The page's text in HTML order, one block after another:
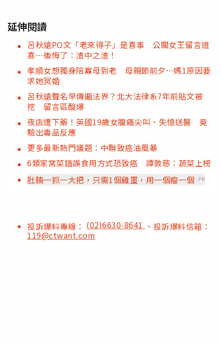
延伸閱讀
呂秋遠PO文「老來得子」是喜事 公關女王留言道
喜…後悔了：渣中之渣！
孝順女想獨身陪寡母到老 母親節前夕…媽1原因要
求她冥婚
呂秋遠聲名早傳遍法界？北大法律系7年前貼文被
挖 留言區酸爆
夜店遭下藥！英國19歲女腹痛尖叫、失憶送醫 竟
驗出毒品反應
更多最新熱門議題：中聯致癌油風暴
6類家常菜錯誤食用方式恐致癌 譚敦慈：蔬菜上榜
肚腩一抓一大把，只需1個雞蛋，用一個瘦一個 PR
投訴爆料專線： (02)6630-8641 、投訴爆料信箱：
119@ctwant.com